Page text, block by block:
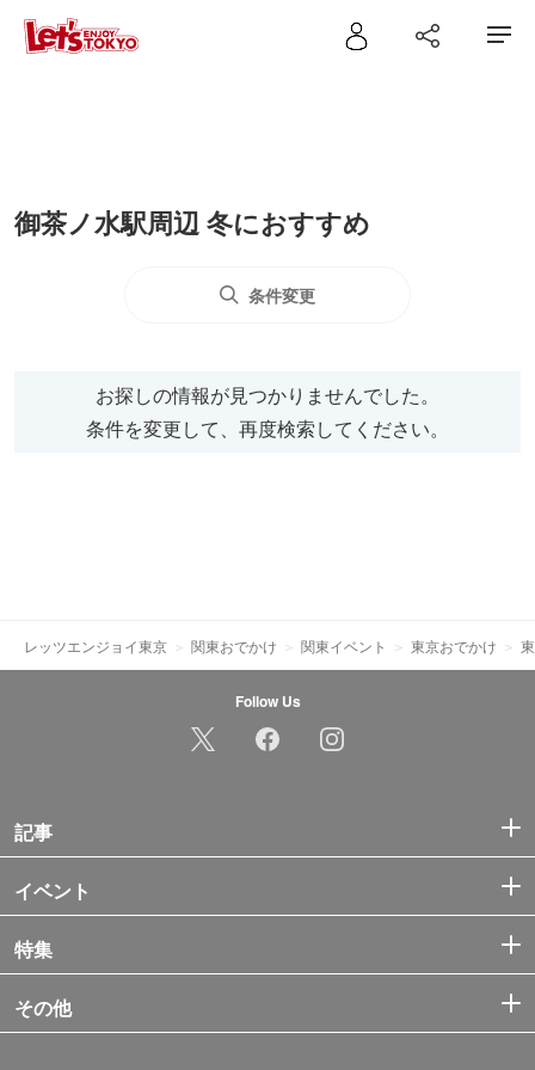
御茶ノ水駅周辺 冬におすすめ
条件変更
お探しの情報が見つかりませんでした。
条件を変更して、再度検索してください。
レッツエンジョイ東京 関東おでかけ 関東イベント 東京おでかけ
Follow Us
記事
イベント
特集
その他